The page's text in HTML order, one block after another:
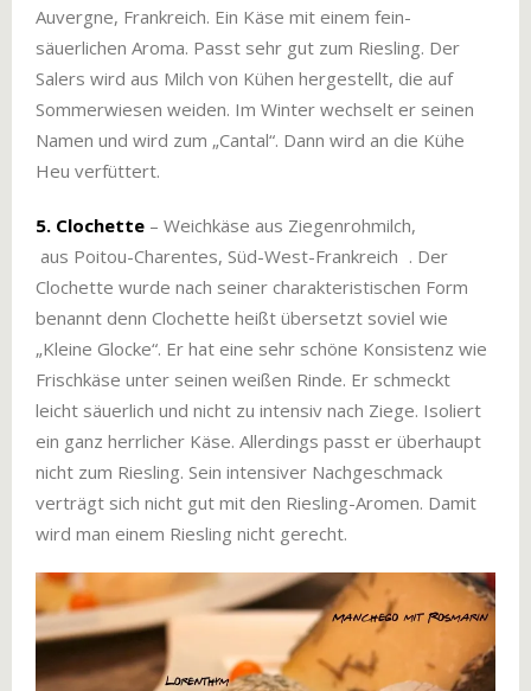
Auvergne, Frankreich. Ein Käse mit einem fein-
säuerlichen Aroma. Passt sehr gut zum Riesling. Der
Salers wird aus Milch von Kühen hergestellt, die auf
Sommerwiesen weiden. Im Winter wechselt er seinen
Namen und wird zum „Cantal“. Dann wird an die Kühe
Heu verfüttert.
5. Clochette – Weichkäse aus Ziegenrohmilch,
aus Poitou-Charentes, Süd-West-Frankreich . Der
Clochette wurde nach seiner charakteristischen Form
benannt denn Clochette heißt übersetzt soviel wie
„Kleine Glocke“. Er hat eine sehr schöne Konsistenz wie
Frischkäse unter seinen weißen Rinde. Er schmeckt
leicht säuerlich und nicht zu intensiv nach Ziege. Isoliert
ein ganz herrlicher Käse. Allerdings passt er überhaupt
nicht zum Riesling. Sein intensiver Nachgeschmack
verträgt sich nicht gut mit den Riesling-Aromen. Damit
wird man einem Riesling nicht gerecht.